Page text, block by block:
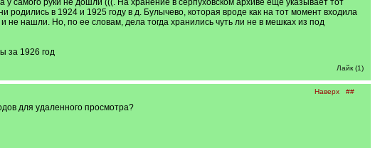
самого руки не дошли (((. На хранение в серпуховском архиве еще указывает тот
в 1924 и 1925 году в д. Булычево, которая вроде как на тот момент входила
не нашли. Но, по ее словам, дела тогда хранились чуть ли не в мешках из под
за 1926 год
Лайк (1)
Наверх ##
для удаленного просмотра?